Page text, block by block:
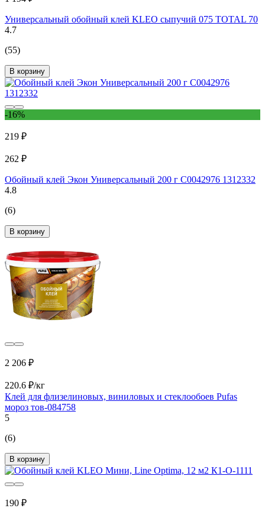
Универсальный обойный клей KLEO сыпучий 075 TOTAL 70
4.7
(55)
В корзину
-16%
219 ₽
262 ₽
Обойный клей Экон Универсальный 200 г C0042976 1312332
4.8
(6)
В корзину
2 206 ₽
220.6 ₽/кг
Клей для флизелиновых, виниловых и стеклообоев Pufas
мороз тов-084758
5
(6)
В корзину
190 ₽